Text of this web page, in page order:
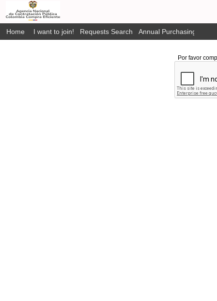
Home I want to join! Requests Search Annual Purchasing Plan
Por favor